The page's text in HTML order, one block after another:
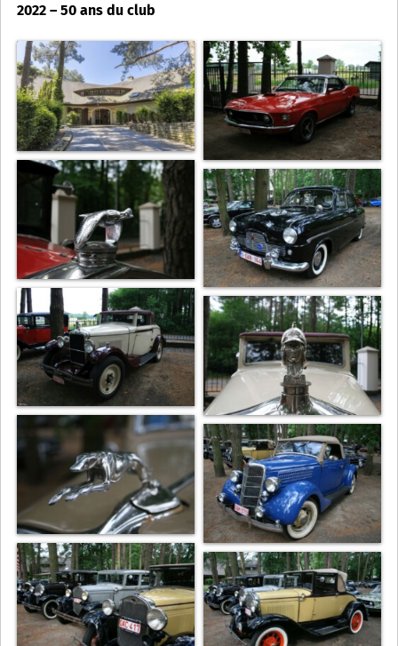
2022 – 50 ans du club